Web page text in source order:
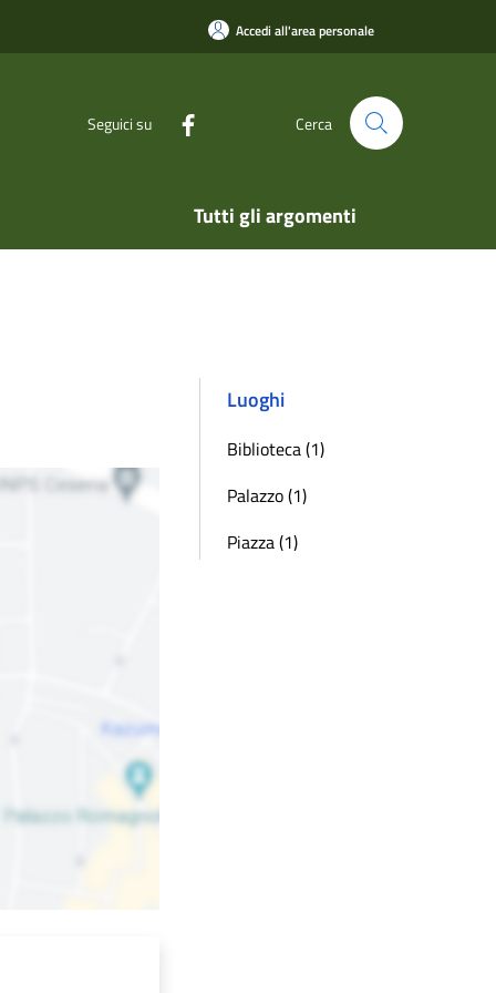
Accedi all'area personale
Seguici su Cerca
Tutti gli argomenti
Luoghi
Biblioteca (1)
Palazzo (1)
Piazza (1)